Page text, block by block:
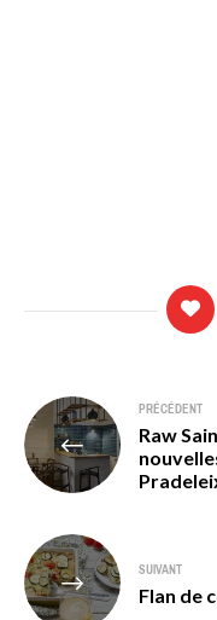
Navigation
de
l’article
PRÉCÉDENT
Raw
SUIVANT
Flan de